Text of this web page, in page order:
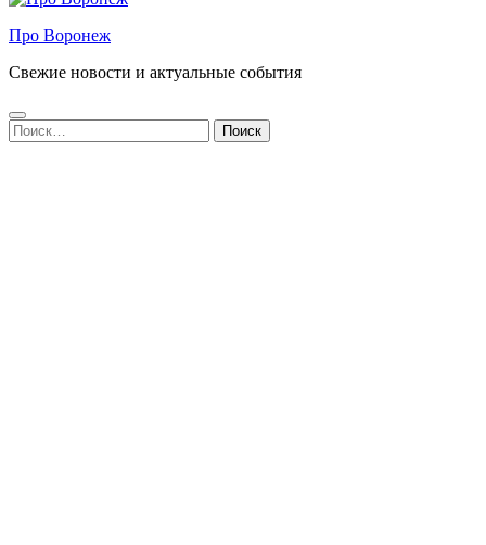
Про Воронеж
Свежие новости и актуальные события
Найти: